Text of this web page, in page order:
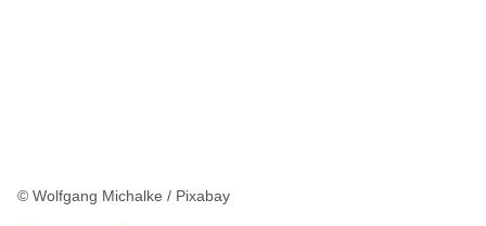
© Wolfgang Michalke / Pixabay